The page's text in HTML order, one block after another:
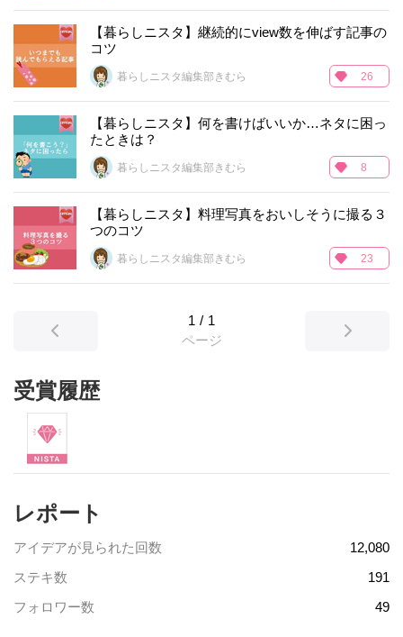
【暮らしニスタ】継続的にview数を伸ばす記事の
コツ
暮らしニスタ編集部きむら 26
【暮らしニスタ】何を書けばいいか…ネタに困っ
たときは？
暮らしニスタ編集部きむら 8
【暮らしニスタ】料理写真をおいしそうに撮る３
つのコツ
暮らしニスタ編集部きむら 23
1 / 1
ページ
受賞履歴
レポート
アイデアが見られた回数
12,080
ステキ数
191
フォロワー数
49